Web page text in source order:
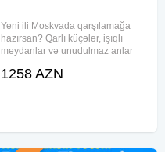
Yeni ili Moskvada qarşılamağa
hazırsan? Qarlı küçələr, işıqlı
meydanlar və unudulmaz anlar
04.01.2026 Uçuş detalları: Bakı-
1258 AZN